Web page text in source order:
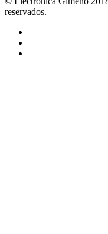
reservados.